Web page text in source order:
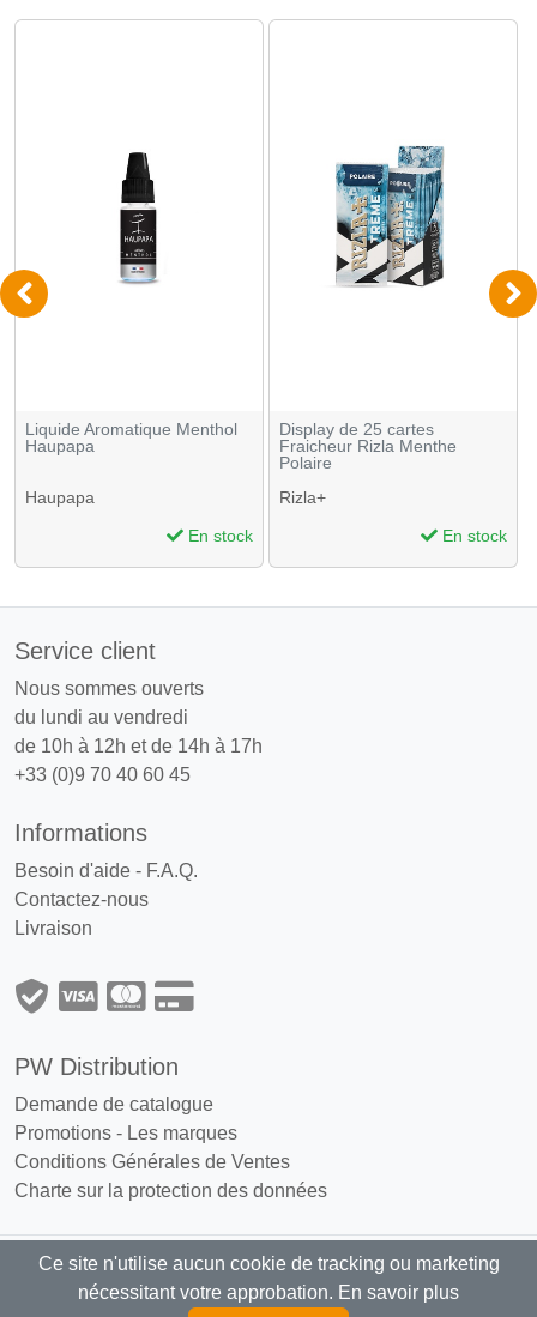
Liquide Aromatique Menthol
Haupapa
Haupapa
En stock
Display de 25 cartes
Fraicheur Rizla Menthe
Polaire
Rizla+
En stock
Service client
Nous sommes ouverts
du lundi au vendredi
de 10h à 12h et de 14h à 17h
+33 (0)9 70 40 60 45
Informations
Besoin d'aide - F.A.Q.
Contactez-nous
Livraison
PW Distribution
Demande de catalogue
Promotions - Les marques
Conditions Générales de Ventes
Charte sur la protection des données
PW Distribution : Grossiste, distributeur
Ce site n'utilise aucun cookie de tracking ou marketing
nécessitant votre approbation. En savoir plus